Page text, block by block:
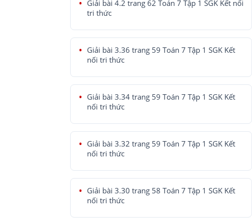
Giải bài 4.2 trang 62 Toán 7 Tập 1 SGK Kết nối
tri thức
Giải bài 3.36 trang 59 Toán 7 Tập 1 SGK Kết
nối tri thức
Giải bài 3.34 trang 59 Toán 7 Tập 1 SGK Kết
nối tri thức
Giải bài 3.32 trang 59 Toán 7 Tập 1 SGK Kết
nối tri thức
Giải bài 3.30 trang 58 Toán 7 Tập 1 SGK Kết
nối tri thức